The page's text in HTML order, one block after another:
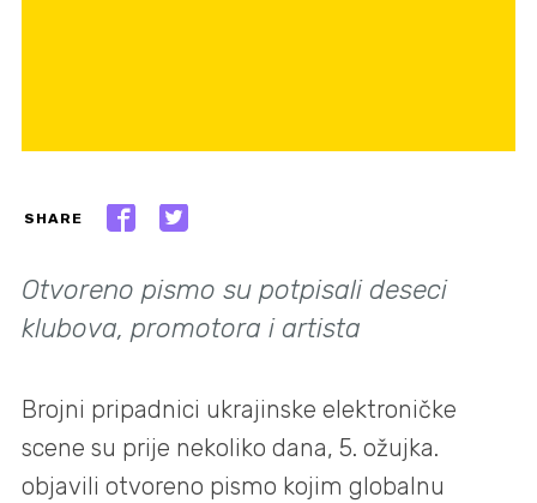
SHARE
Otvoreno pismo su potpisali deseci
klubova, promotora i artista
Brojni pripadnici ukrajinske elektroničke
scene su prije nekoliko dana, 5. ožujka.
objavili otvoreno pismo kojim globalnu